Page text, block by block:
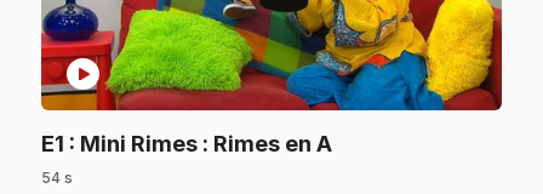
play_circle
E1 : Mini Rimes : Rimes en A
54 s